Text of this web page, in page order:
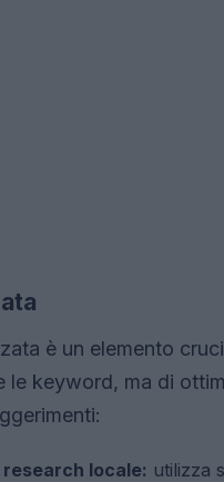
è un elemento
le keyword, ma di
locale: utilizza